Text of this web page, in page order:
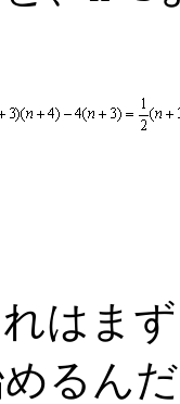
はま
るん